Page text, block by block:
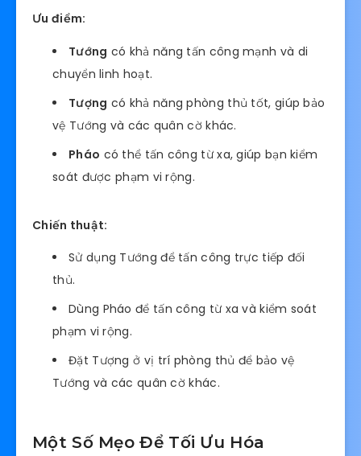
Ưu điểm:
Tướng có khả năng tấn công mạnh và di
chuyển linh hoạt.
Tượng có khả năng phòng thủ tốt, giúp bảo
vệ Tướng và các quân cờ khác.
Pháo có thể tấn công từ xa, giúp bạn kiểm
soát được phạm vi rộng.
Chiến thuật:
Sử dụng Tướng để tấn công trực tiếp đối
thủ.
Dùng Pháo để tấn công từ xa và kiểm soát
phạm vi rộng.
Đặt Tượng ở vị trí phòng thủ để bảo vệ
Tướng và các quân cờ khác.
Một Số Mẹo Để Tối Ưu Hóa